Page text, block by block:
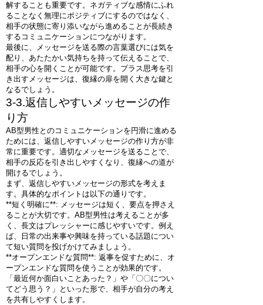
解することも重要です。ネガティブな感情にふれ
ることなく無理にポジティブにするのではなく、
相手の状態に寄り添いながら進めることが長続き
するコミュニケーションにつながります。
最後に、メッセージを送る際の言葉選びには気を
配り、あたたかい気持ちを持って伝えることで、
相手の心を開くことが可能です。プラス思考を引
き出すメッセージは、復縁の扉を開く大きな鍵と
なるでしょう。
3-3.返信しやすいメッセージの作
り方
AB型男性とのコミュニケーションを円滑に進める
ためには、返信しやすいメッセージの作り方が非
常に重要です。適切なメッセージを送ることで、
相手の反応を引き出しやすくなり、復縁への道が
開けるでしょう。
まず、返信しやすいメッセージの形式を考えま
す。具体的なポイントは以下の通りです。
**短く明確に**: メッセージは短く、要点を押さえ
ることが大切です。AB型男性は考えることが多
く、長文はプレッシャーに感じやすいです。例え
ば、日常の出来事や興味を持っている話題につい
て短い質問を投げかけてみましょう。
**オープンエンドな質問**: 返事を促すために、オ
ープンエンドな質問を使うことが効果的です。
「最近何か面白いことあった？」や「〇〇につい
てどう思う？」といった形で、相手が自分の考え
を共有しやすくします。